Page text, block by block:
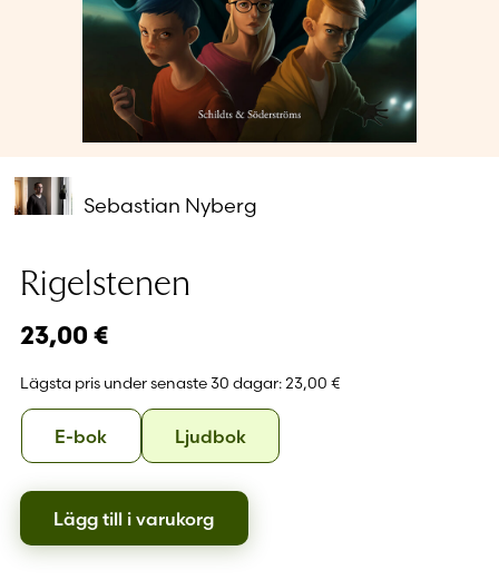
Glömt ditt lösenord?
Har du inget konto?
Skapa nytt konto
Sebastian Nyberg
Rigelstenen
23,00 €
Lägsta pris under senaste 30 dagar:23,00 €
Format
E-bokE-
bok
LjudbokLjudbok
Lägg till i varukorg